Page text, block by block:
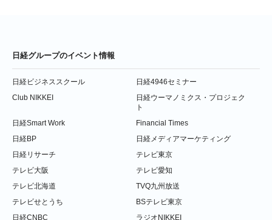
日経グループのイベント情報
日経ビジネススクール
日経4946セミナー
Club NIKKEI
日経ウーマノミクス・プロジェク
ト
日経Smart Work
Financial Times
日経BP
日経メディアマーケティング
日経リサーチ
テレビ東京
テレビ大阪
テレビ愛知
テレビ北海道
TVQ九州放送
テレビせとうち
BSテレビ東京
日経CNBC
ラジオNIKKEI